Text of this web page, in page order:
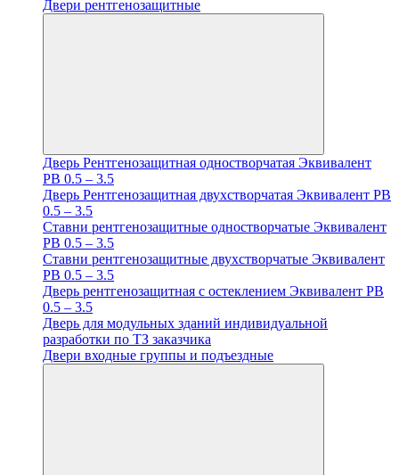
Двери рентгенозащитные
Дверь Рентгенозащитная одностворчатая Эквивалент
PB 0.5 – 3.5
Дверь Рентгенозащитная двухстворчатая Эквивалент PB
0.5 – 3.5
Ставни рентгенозащитные одностворчатые Эквивалент
PB 0.5 – 3.5
Ставни рентгенозащитные двухстворчатые Эквивалент
PB 0.5 – 3.5
Дверь рентгенозащитная с остеклением Эквивалент PB
0.5 – 3.5
Дверь для модульных зданий индивидуальной
разработки по ТЗ заказчика
Двери входные группы и подъездные